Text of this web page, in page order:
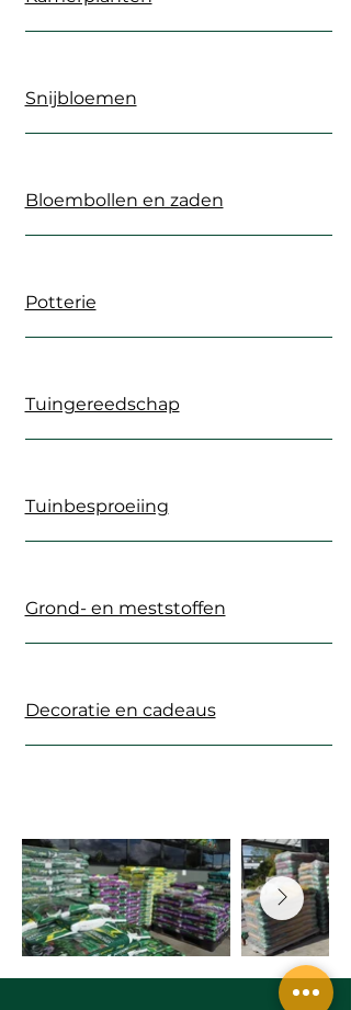
Snijbloemen
Bloembollen en zaden
Potterie
Tuingereedschap
Tuinbesproeiing
Grond- en meststoffen
Decoratie en cadeaus